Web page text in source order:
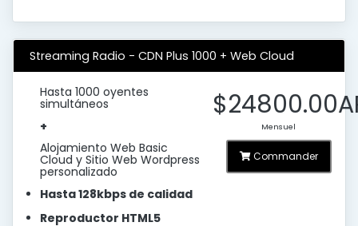
Streaming Radio - CDN Plus 1000 + Web Cloud
Hasta 1000 oyentes
simultáneos
+
Alojamiento Web Basic
Cloud y Sitio Web Wordpress
personalizado
Hasta 128kbps de calidad
Reproductor HTML5
Mensuel
Commander